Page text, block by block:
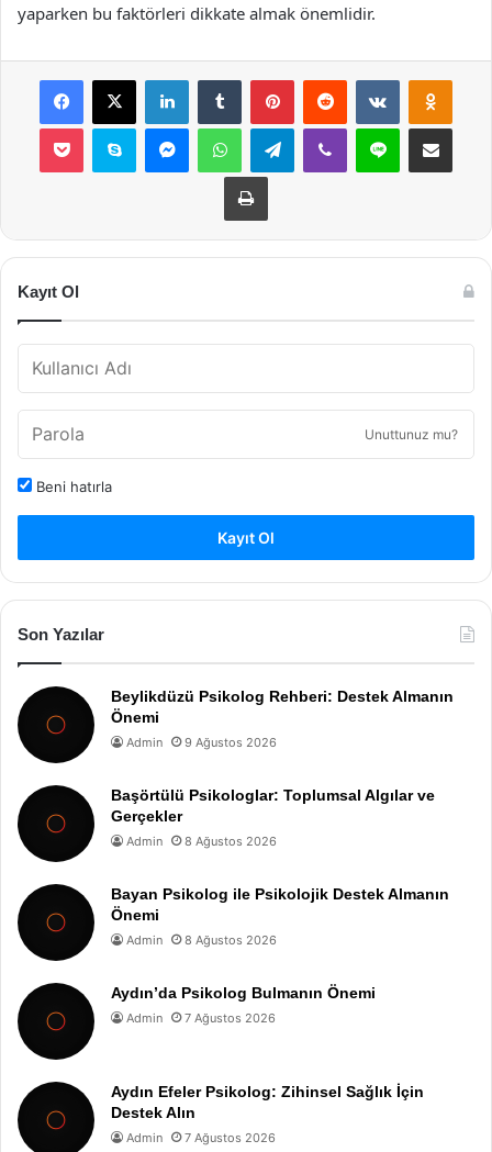
yaparken bu faktörleri dikkate almak önemlidir.
Facebook
X LinkedInTumblr PinterestReddit VKontakte
Pocket Skype MessengerWhatsAppTelegramViber Line E-Posta ile
Yazdır
Kayıt Ol
Unuttunuz mu?
Beni hatırla
Kayıt Ol
Son Yazılar
Beylikdüzü Psikolog Rehberi: Destek Almanın
Önemi
Admin 9 Ağustos 2026
Başörtülü Psikologlar: Toplumsal Algılar ve
Gerçekler
Admin 8 Ağustos 2026
Bayan Psikolog ile Psikolojik Destek Almanın
Önemi
Admin 8 Ağustos 2026
Aydın’da Psikolog Bulmanın Önemi
Admin 7 Ağustos 2026
Aydın Efeler Psikolog: Zihinsel Sağlık İçin
Destek Alın
Admin 7 Ağustos 2026